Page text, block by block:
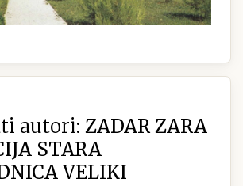
autori: ZADAR ZARA
STARA
VELIKI